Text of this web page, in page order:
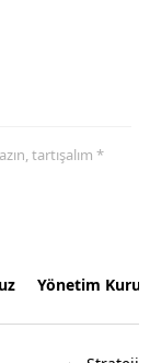
tartışalım *
Yönetim